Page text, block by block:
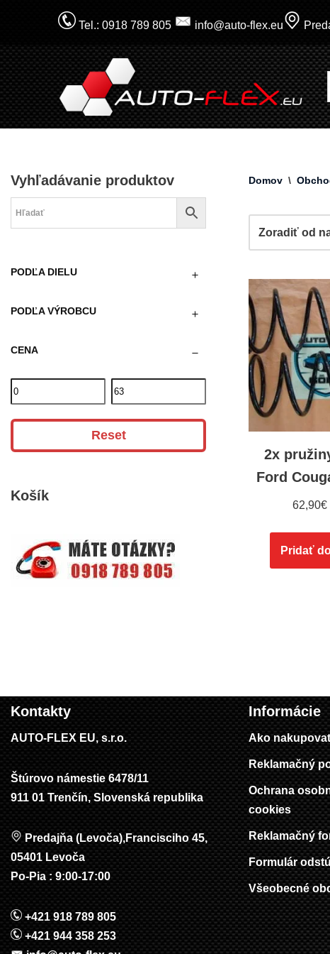
na
obsah
Tel.: 0918 789 805 info@auto-flex.eu
Vyhľadávanie produktov
PODĽA DIELU
PODĽA VÝROBCU
CENA
Reset
Košík
Domov \
2x
Ford
62,90€
Pridať
Kontakty
AUTO-FLEX EU, s.r.o.
Štúrovo námestie 6478/11
911 01 Trenčín, Slovenská republika
Predajňa (Levoča),Francisciho 45,
05401 Levoča
Po-Pia : 9:00-17:00
+421 918 789 805
+421 944 358 253
Informácie
Ako
Reklamačný
Ochrana
cookies
Reklamačný
Formulár
Všeobecné